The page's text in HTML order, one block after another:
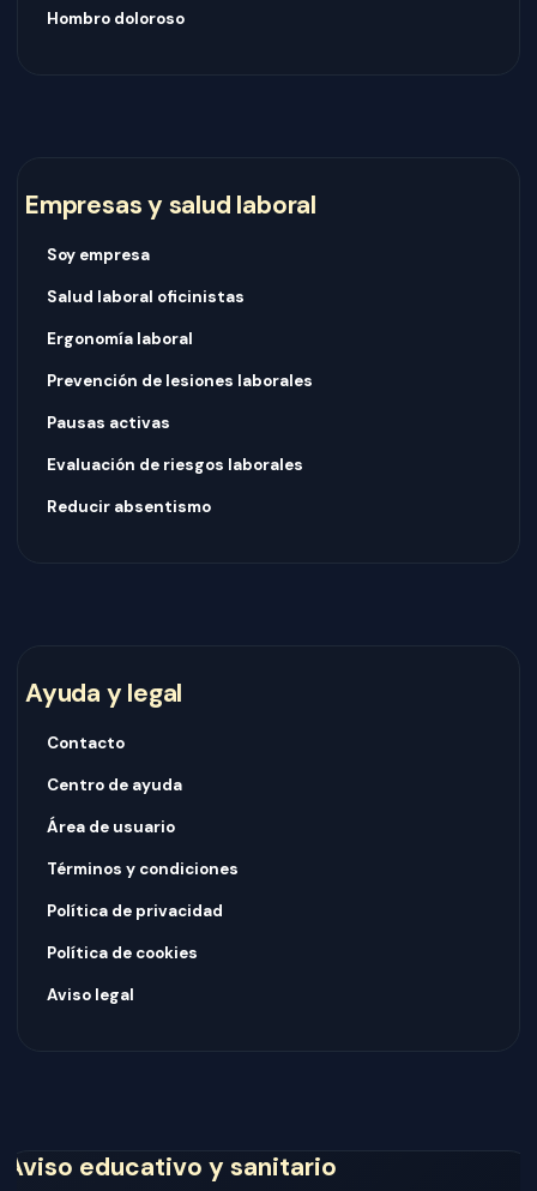
Hombro doloroso
Empresas y salud laboral
Soy empresa
Salud laboral oficinistas
Ergonomía laboral
Prevención de lesiones laborales
Pausas activas
Evaluación de riesgos laborales
Reducir absentismo
Ayuda y legal
Contacto
Centro de ayuda
Área de usuario
Términos y condiciones
Política de privacidad
Política de cookies
Aviso legal
Aviso educativo y sanitario